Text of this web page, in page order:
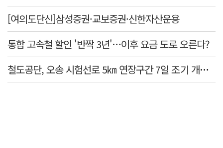
[여의도단신]삼성증권·교보증권·신한자산운용
통합 고속철 할인 '반짝 3년'…이후 요금 도로 오른다?
철도공단, 오송 시험선로 5㎞ 연장구간 7일 조기 개통…LA 메트로 사업 지원